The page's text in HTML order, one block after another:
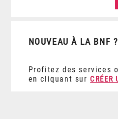
NOUVEAU À LA BNF ?
Profitez des services
en cliquant sur CRÉER